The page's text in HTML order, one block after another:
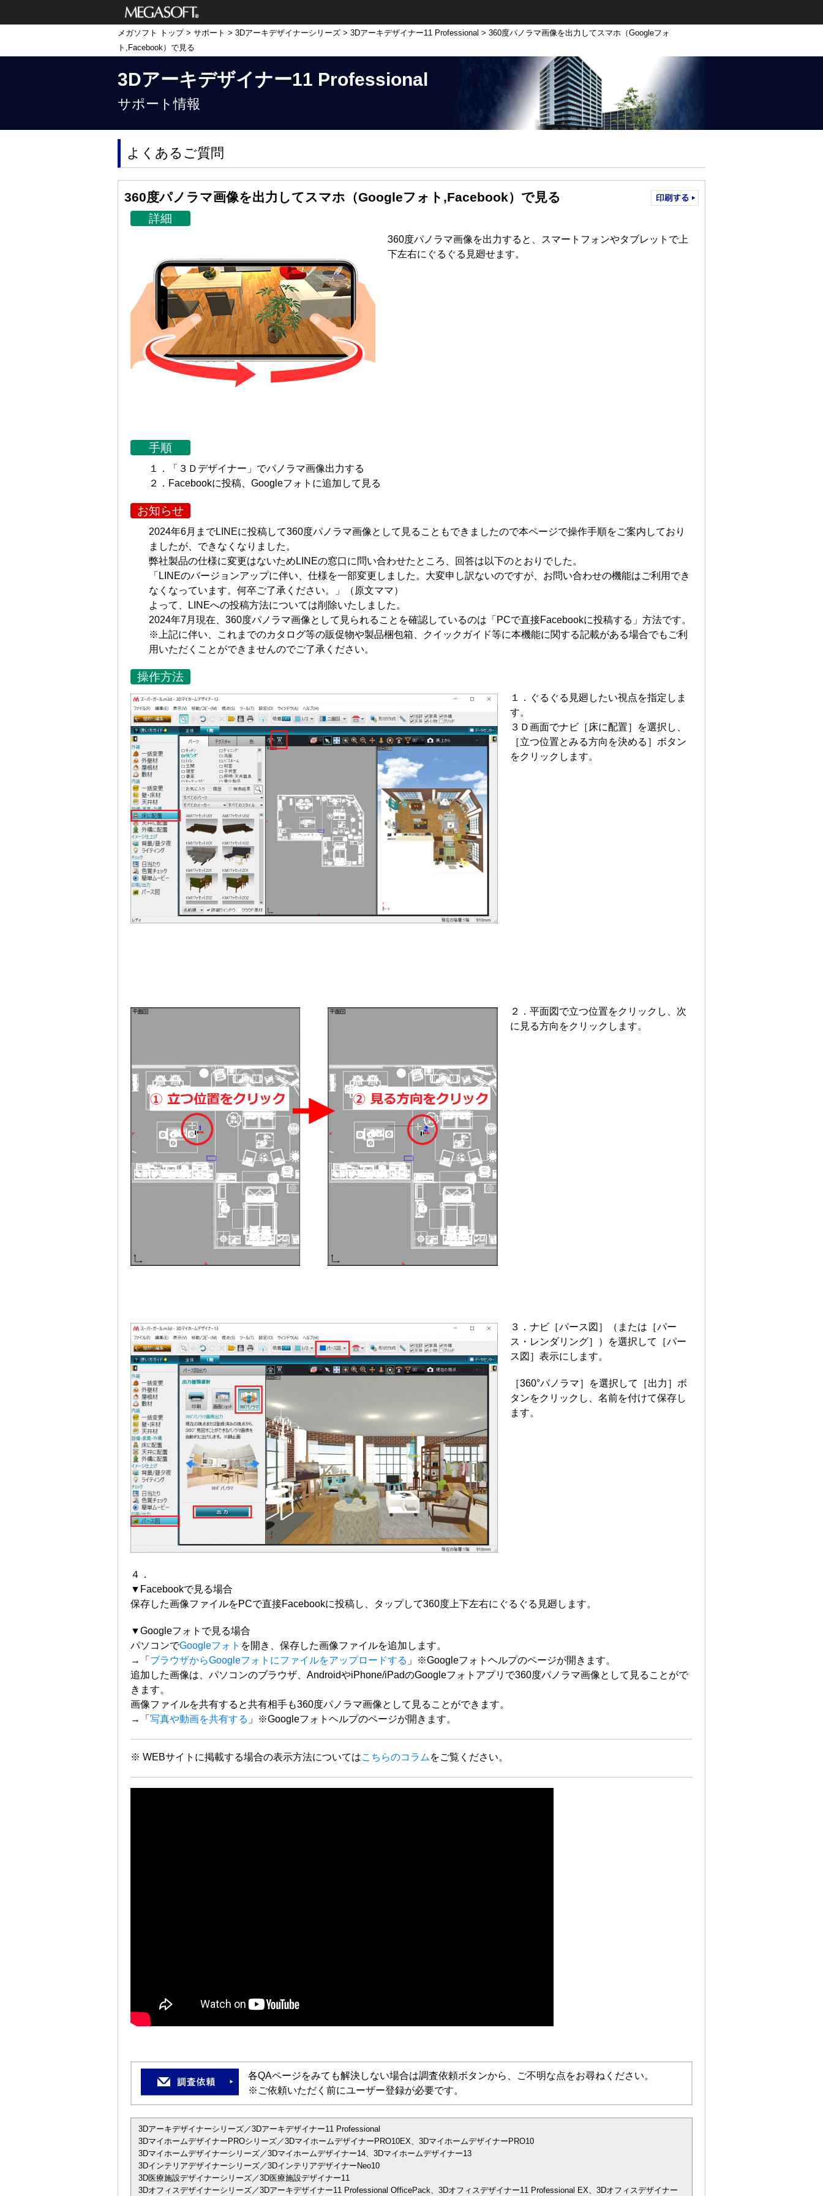
メガソフト株式
会社
メガソフト トップ> サポート > 3Dアーキデザイナーシリーズ > 3Dアーキデザイナー11 Professional > 360度パノラマ画像を出力してスマホ（Googleフォ
ト,Facebook）で見る
3Dアーキデザイナー11 Professional
サポート情報
よくあるご質問
360度パノラマ画像を出力してスマホ（Googleフォト,Facebook）で見る
詳細
360度パノラマ画像を出力すると、スマートフォンやタブレットで上
下左右にぐるぐる見廻せます。
手順
１．「３Ｄデザイナー」でパノラマ画像出力する
２．Facebookに投稿、Googleフォトに追加して見る
お知らせ
2024年6月までLINEに投稿して360度パノラマ画像として見ることもできましたので本ページで操作手順をご案内しており
ましたが、できなくなりました。
弊社製品の仕様に変更はないためLINEの窓口に問い合わせたところ、回答は以下のとおりでした。
「LINEのバージョンアップに伴い、仕様を一部変更しました。大変申し訳ないのですが、お問い合わせの機能はご利用でき
なくなっています。何卒ご了承ください。」（原文ママ）
よって、LINEへの投稿方法については削除いたしました。
2024年7月現在、360度パノラマ画像として見られることを確認しているのは「PCで直接Facebookに投稿する」方法です。
※上記に伴い、これまでのカタログ等の販促物や製品梱包箱、クイックガイド等に本機能に関する記載がある場合でもご利
用いただくことができませんのでご了承ください。
操作方法
１．ぐるぐる見廻したい視点を指定しま
す。
３Ｄ画面でナビ［床に配置］を選択し、
［立つ位置とみる方向を決める］ボタン
をクリックします。
２．平面図で立つ位置をクリックし、次
に見る方向をクリックします。
３．ナビ［パース図］（または［パー
ス・レンダリング］）を選択して［パー
ス図］表示にします。
［360°パノラマ］を選択して［出力］ボ
タンをクリックし、名前を付けて保存し
ます。
４．
▼Facebookで見る場合
保存した画像ファイルをPCで直接Facebookに投稿し、タップして360度上下左右にぐるぐる見廻します。
▼Googleフォトで見る場合
パソコンでGoogleフォト を開き、保存した画像ファイルを追加します。
→「 ブラウザからGoogleフォトにファイルをアップロードする 」※Googleフォトヘルプのページが開きます。
追加した画像は、パソコンのブラウザ、AndroidやiPhone/iPadのGoogleフォトアプリで360度パノラマ画像として見ることがで
きます。
画像ファイルを共有すると共有相手も360度パノラマ画像として見ることができます。
→「 写真や動画を共有する 」※Googleフォトヘルプのページが開きます。
※ WEBサイトに掲載する場合の表示方法についてはこちらのコラム をご覧ください。
各QAページをみても解決しない場合は調査依頼ボタンから、ご不明な点をお尋ねください。
※ご依頼いただく前にユーザー登録が必要です。
3Dアーキデザイナーシリーズ／3Dアーキデザイナー11 Professional
3DマイホームデザイナーPROシリーズ／3DマイホームデザイナーPRO10EX、3DマイホームデザイナーPRO10
3Dマイホームデザイナーシリーズ／3Dマイホームデザイナー14、3Dマイホームデザイナー13
3Dインテリアデザイナーシリーズ／3DインテリアデザイナーNeo10
3D医療施設デザイナーシリーズ／3D医療施設デザイナー11
3Dオフィスデザイナーシリーズ／3Dアーキデザイナー11 Professional OfficePack、3Dオフィスデザイナー11 Professional EX、3Dオフィスデザイナー